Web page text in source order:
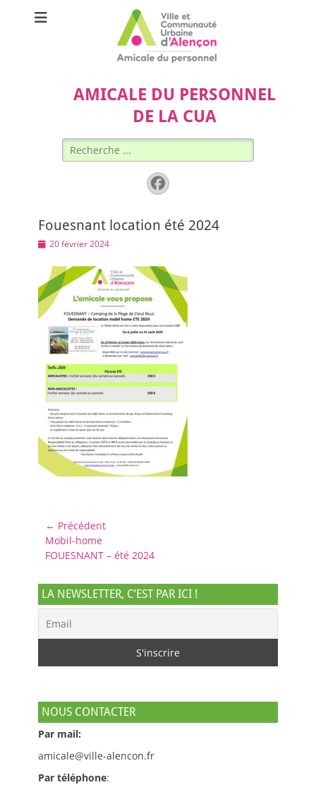
AMICALE DU PERSONNEL
DE LA CUA
Rechercher :
Facebook
Fouesnant location été 2024
Posted
20 février 2024
Navigation
de
l’article
← Précédent
Article
précédent :
Mobil-home
FOUESNANT – été 2024
LA NEWSLETTER, C’EST PAR ICI !
NOUS CONTACTER
Par mail:
amicale@ville-alencon.fr
Par téléphone: